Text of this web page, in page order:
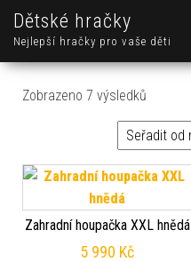
Dětské hračky
Nejlepší hračky pro vaše děti
Zobrazeno 7 výsledků
Zahradní houpačka XXL hnědá
5 990 Kč